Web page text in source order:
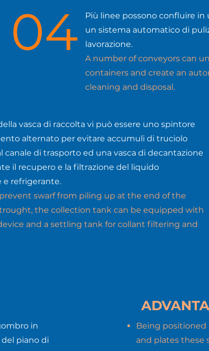
04
Più linee possono confluire in
un sistema automatico di
lavorazione.
A number of conveyors can
containers and create an
cleaning and disposal.
vasca di raccolta vi può essere uno spintore
alternato per evitare accumuli di truciolo
canale di trasporto ed una vasca di decantazione
il recupero e la filtrazione del liquido
e refrigerante.
swarf from piling up at the end of the
the collection tank can be equipped with
and a settling tank for collant filtering and
in
piano di
Being
and plates these